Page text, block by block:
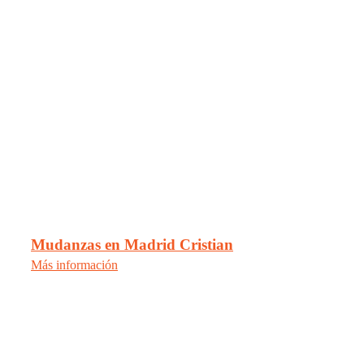
Mudanzas en Madrid Cristian
Más información